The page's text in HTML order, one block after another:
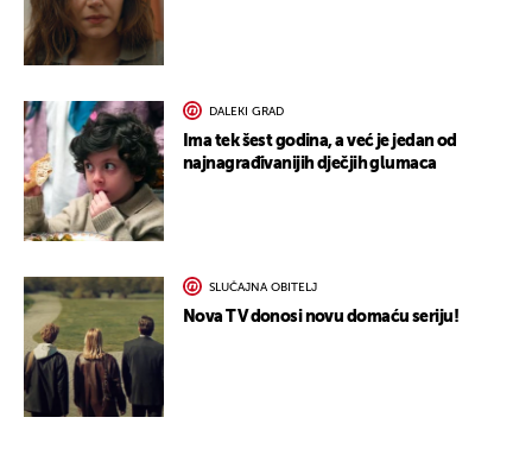
DALEKI GRAD
Ima tek šest godina, a već je jedan od
najnagrađivanijih dječjih glumaca
SLUČAJNA OBITELJ
Nova TV donosi novu domaću seriju!